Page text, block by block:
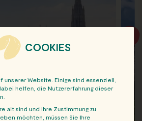
COOKIES
unserer Website. Einige sind essenziell,
helfen, die Nutzererfahrung dieser
alt sind und Ihre Zustimmung zu
möchten, müssen Sie Ihre